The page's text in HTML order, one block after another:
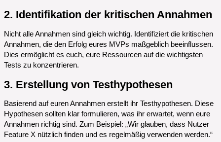
2. Identifikation der kritischen Annahmen
Nicht alle Annahmen sind gleich wichtig. Identifiziert die kritischen
Annahmen, die den Erfolg eures MVPs maßgeblich beeinflussen.
Dies ermöglicht es euch, eure Ressourcen auf die wichtigsten
Tests zu konzentrieren.
3. Erstellung von Testhypothesen
Basierend auf euren Annahmen erstellt ihr Testhypothesen. Diese
Hypothesen sollten klar formulieren, was ihr erwartet, wenn eure
Annahmen richtig sind. Zum Beispiel: „Wir glauben, dass Nutzer
Feature X nützlich finden und es regelmäßig verwenden werden.“